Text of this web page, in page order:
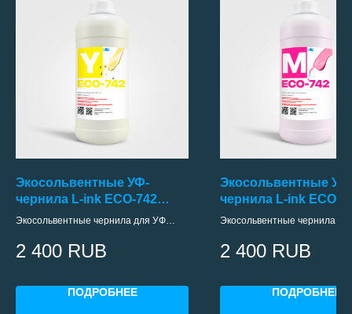
Экосольвентные УФ-
чернила L-ink ECO-742
(YELLOW)
Экосольвентные чернила для УФ
Epson i3200
2 400 RUB
ПОДРОБНЕЕ
Экосольвентные
чернила L-ink ECO-
(Magenta)
Экосольвентные чернила
Epson i3200
2 400 RUB
ПОДРОБНЕЕ